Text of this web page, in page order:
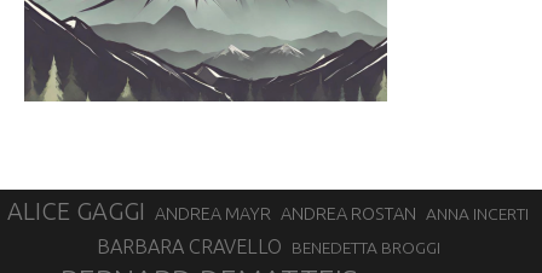
ALICE GAGGI ANDREA MAYR ANDREA ROSTAN ANNA INCERTI
BARBARA CRAVELLO BENEDETTA BROGGI